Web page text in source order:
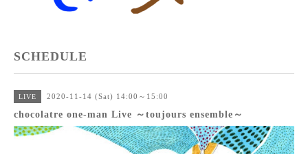
SCHEDULE
LIVE 2020-11-14 (Sat) 14:00～15:00
chocolatre one-man Live ～toujours ensemble～